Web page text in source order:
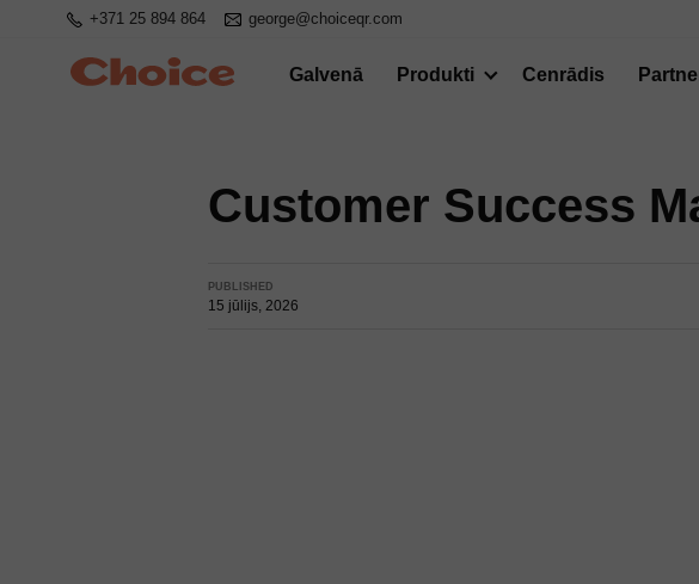
+371 25 894 864 george@choiceqr.com
Galvenā Produkti Cenrādis
Customer Success
PUBLISHED
15 jūlijs, 2026